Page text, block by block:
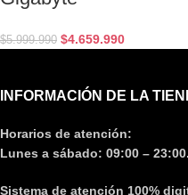
$5.999.990 $4.659.990
INFORMACIÓN DE LA
Horarios de atención:
Lunes a sábado: 09:00 – 23:00.
Sistema de atención 100%